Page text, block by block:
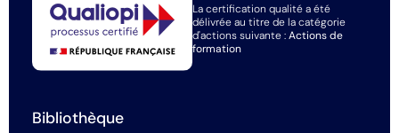
La certification qualité a été
délivrée au titre de la catégorie
d'actions suivante :Actions de
formation
Bibliothèque